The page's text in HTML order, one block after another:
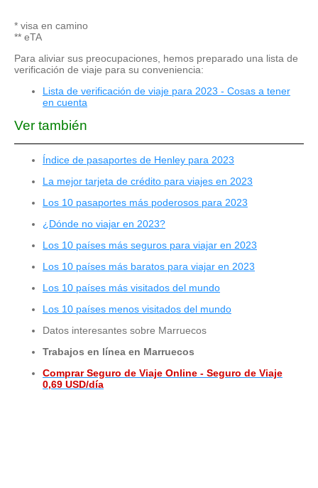
* visa en camino
** eTA
Para aliviar sus preocupaciones, hemos preparado una lista de
verificación de viaje para su conveniencia:
Lista de verificación de viaje para 2023 - Cosas a tener
en cuenta
Ver también
Índice de pasaportes de Henley para 2023
La mejor tarjeta de crédito para viajes en 2023
Los 10 pasaportes más poderosos para 2023
¿Dónde no viajar en 2023?
Los 10 países más seguros para viajar en 2023
Los 10 países más baratos para viajar en 2023
Los 10 países más visitados del mundo
Los 10 países menos visitados del mundo
Datos interesantes sobre Marruecos
Trabajos en línea en Marruecos
Comprar Seguro de Viaje Online - Seguro de Viaje
0,69 USD/día